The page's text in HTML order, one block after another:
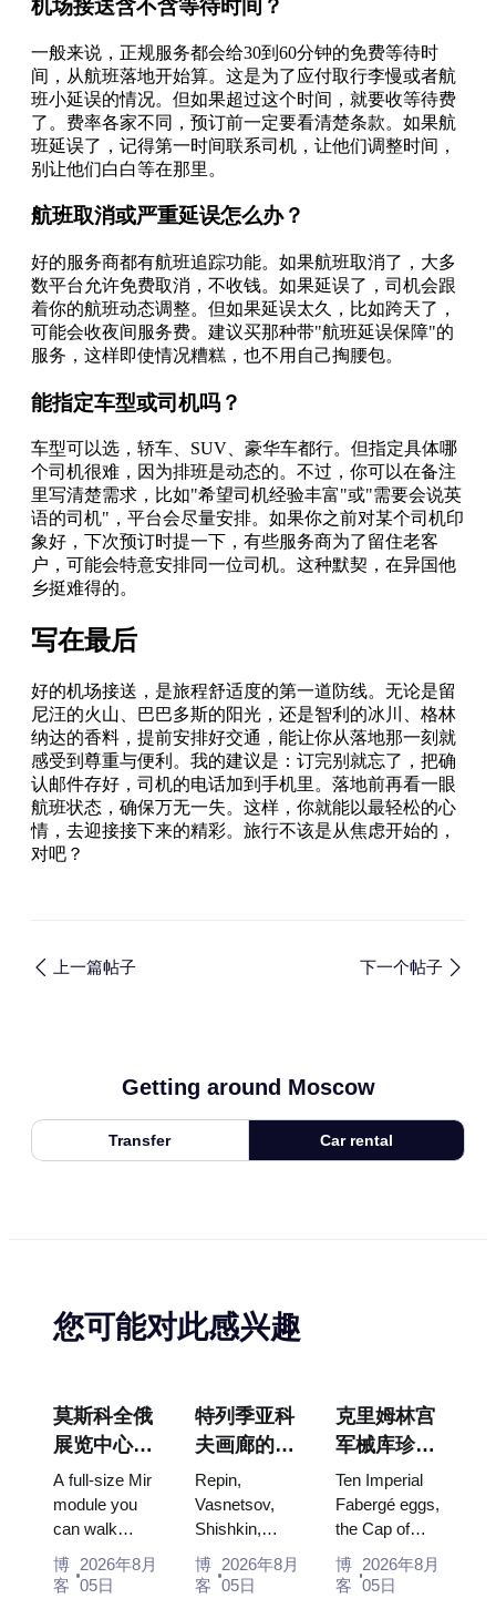
机场接送含不含等待时间？
一般来说，正规服务都会给30到60分钟的免费等待时
间，从航班落地开始算。这是为了应付取行李慢或者航
班小延误的情况。但如果超过这个时间，就要收等待费
了。费率各家不同，预订前一定要看清楚条款。如果航
班延误了，记得第一时间联系司机，让他们调整时间，
别让他们白白等在那里。
航班取消或严重延误怎么办？
好的服务商都有航班追踪功能。如果航班取消了，大多
数平台允许免费取消，不收钱。如果延误了，司机会跟
着你的航班动态调整。但如果延误太久，比如跨天了，
可能会收夜间服务费。建议买那种带"航班延误保障"的
服务，这样即使情况糟糕，也不用自己掏腰包。
能指定车型或司机吗？
车型可以选，轿车、SUV、豪华车都行。但指定具体哪
个司机很难，因为排班是动态的。不过，你可以在备注
里写清楚需求，比如"希望司机经验丰富"或"需要会说英
语的司机"，平台会尽量安排。如果你之前对某个司机印
象好，下次预订时提一下，有些服务商为了留住老客
户，可能会特意安排同一位司机。这种默契，在异国他
乡挺难得的。
写在最后
好的机场接送，是旅程舒适度的第一道防线。无论是留
尼汪的火山、巴巴多斯的阳光，还是智利的冰川、格林
纳达的香料，提前安排好交通，能让你从落地那一刻就
感受到尊重与便利。我的建议是：订完别就忘了，把确
认邮件存好，司机的电话加到手机里。落地前再看一眼
航班状态，确保万无一失。这样，你就能以最轻松的心
情，去迎接接下来的精彩。旅行不该是从焦虑开始的，
对吧？
上一篇帖子 下一个帖子
Getting around Moscow
Transfer Car rental
您可能对此感兴趣
莫斯科全俄
展览中心
“宇宙馆”：
俄罗斯最大
的太空展览
馆内景
A full-size Mir
module you
can walk
through, the
Energia–
博
客
2026年8月
05日
特列季亚科
夫画廊的杰
作：值得为
此安排行程
的画作
Repin,
Vasnetsov,
Shishkin,
Vrubel, Serov
and Surikov
博
客
2026年8月
05日
克里姆林宫
军械库珍
宝：法贝热
彩蛋、宝座
与加冕礼服
Ten Imperial
Fabergé eggs,
the Cap of
Monomakh,
the double
博
客
2026年8月
05日